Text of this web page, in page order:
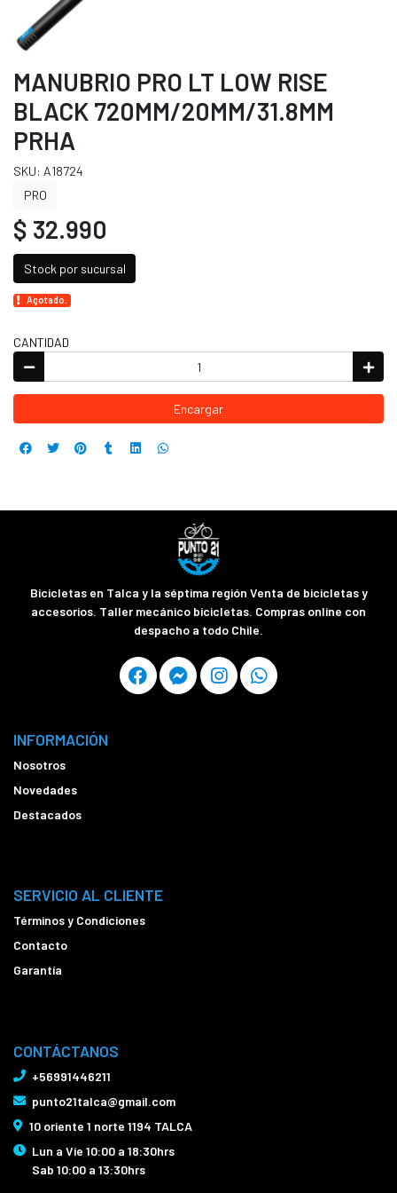
MANUBRIO PRO LT LOW RISE
BLACK 720MM/20MM/31.8MM
PRHA
SKU: A18724
PRO
$ 32.990
Stock por sucursal
Agotado.
CANTIDAD
Encargar
Bicicletas en Talca y la séptima región Venta de bicicletas y
accesorios. Taller mecánico bicicletas. Compras online con
despacho a todo Chile.
INFORMACIÓN
Nosotros
Novedades
Destacados
SERVICIO AL CLIENTE
Términos y Condiciones
Contacto
Garantía
CONTÁCTANOS
+56991446211
punto21talca@gmail.com
10 oriente 1 norte 1194 TALCA
Lun a Vie 10:00 a 18:30hrs
Sab 10:00 a 13:30hrs